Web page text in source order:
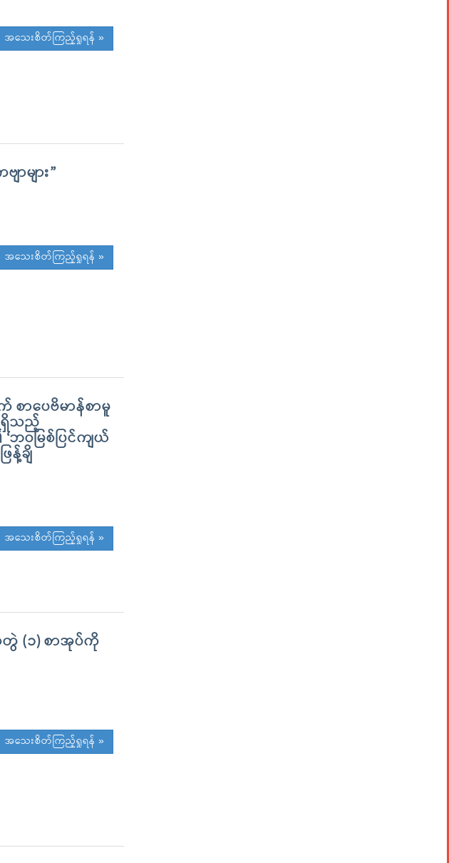
အသေးစိတ်ကြည့်ရှုရန် »
များ”
အသေးစိတ်ကြည့်ရှုရန် »
ာပေဗိမာန်စာမူ
ရှိသည့်
ဘဝမြစ်ပြင်ကျယ်
န့်ချိ
အသေးစိတ်ကြည့်ရှုရန် »
(၁) စာအုပ်ကို
အသေးစိတ်ကြည့်ရှုရန် »